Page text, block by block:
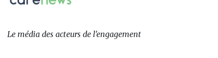
Le
des
Le média des acteurs de l'engagement